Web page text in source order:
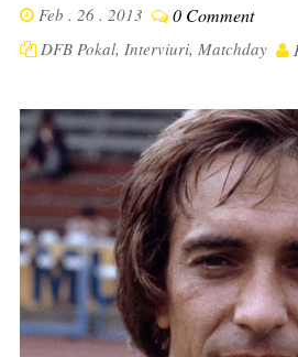
Feb . 26 . 2013 0 Comment
DFB Pokal, Interviuri, Matchday